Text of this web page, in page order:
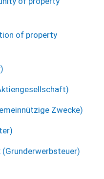
of property
Zwecke)
(Grunderwerbsteuer)